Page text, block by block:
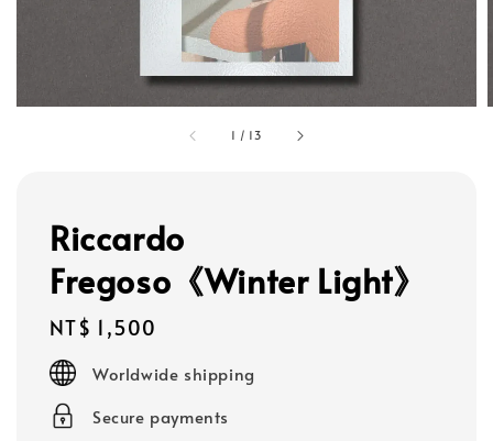
1 / 13
Riccardo
Fregoso《Winter Light》
Regular
price
NT$ 1,500
Worldwide shipping
Secure payments